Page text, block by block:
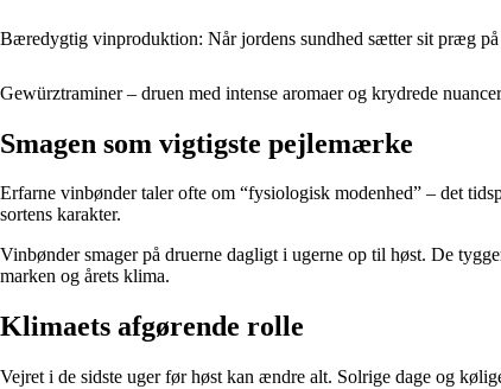
Bæredygtig vinproduktion: Når jordens sundhed sætter sit præg på
Gewürztraminer – druen med intense aromaer og krydrede nuancer
Smagen som vigtigste pejlemærke
Erfarne vinbønder taler ofte om “fysiologisk modenhed” – det
sortens karakter.
Vinbønder smager på druerne dagligt i ugerne op til høst. De
marken og årets klima.
Klimaets afgørende rolle
Vejret i de sidste uger før høst kan ændre alt. Solrige dage og